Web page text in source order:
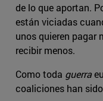
de lo que aportan.
están viciadas
unos quieren pagar
recibir menos.
Como toda guerra
coaliciones han